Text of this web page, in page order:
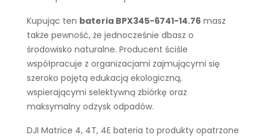
Kupując ten bateria BPX345-6741-14.76 masz
także pewność, że jednocześnie dbasz o
środowisko naturalne. Producent ściśle
współpracuje z organizacjami zajmującymi się
szeroko pojętą edukacją ekologiczną,
wspierającymi selektywną zbiórkę oraz
maksymalny odzysk odpadów.
DJI Matrice 4, 4T, 4E bateria to produkty opatrzone